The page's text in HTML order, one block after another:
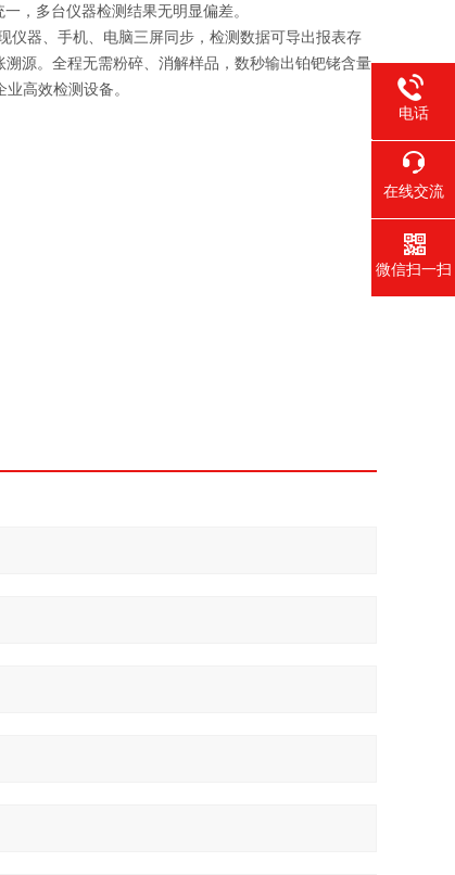
，多台仪器检测结果无明显偏差。
仪器、手机、电脑三屏同步，检测数据可导出报表存
源。全程无需粉碎、消解样品，数秒输出铂钯铑含量
高效检测设备。
电话
400-
在线交流
微信扫一扫